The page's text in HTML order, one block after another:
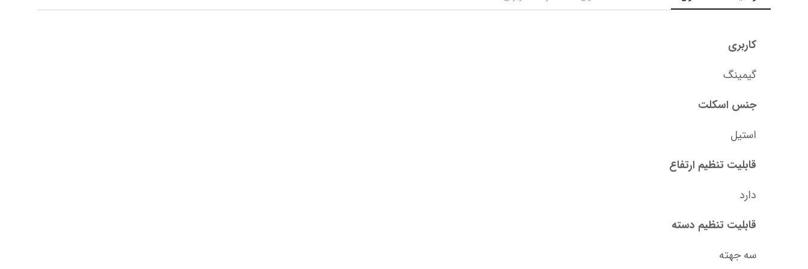
کاربری
گیمینگ
جنس اسکلت
استیل
قابلیت تنظیم ارتفاع
دارد
قابلیت تنظیم دسته
سه جهته